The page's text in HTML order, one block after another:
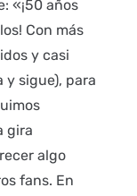
«¡50 años
Con más
y casi
y sigue), para
gira
algo
fans. En